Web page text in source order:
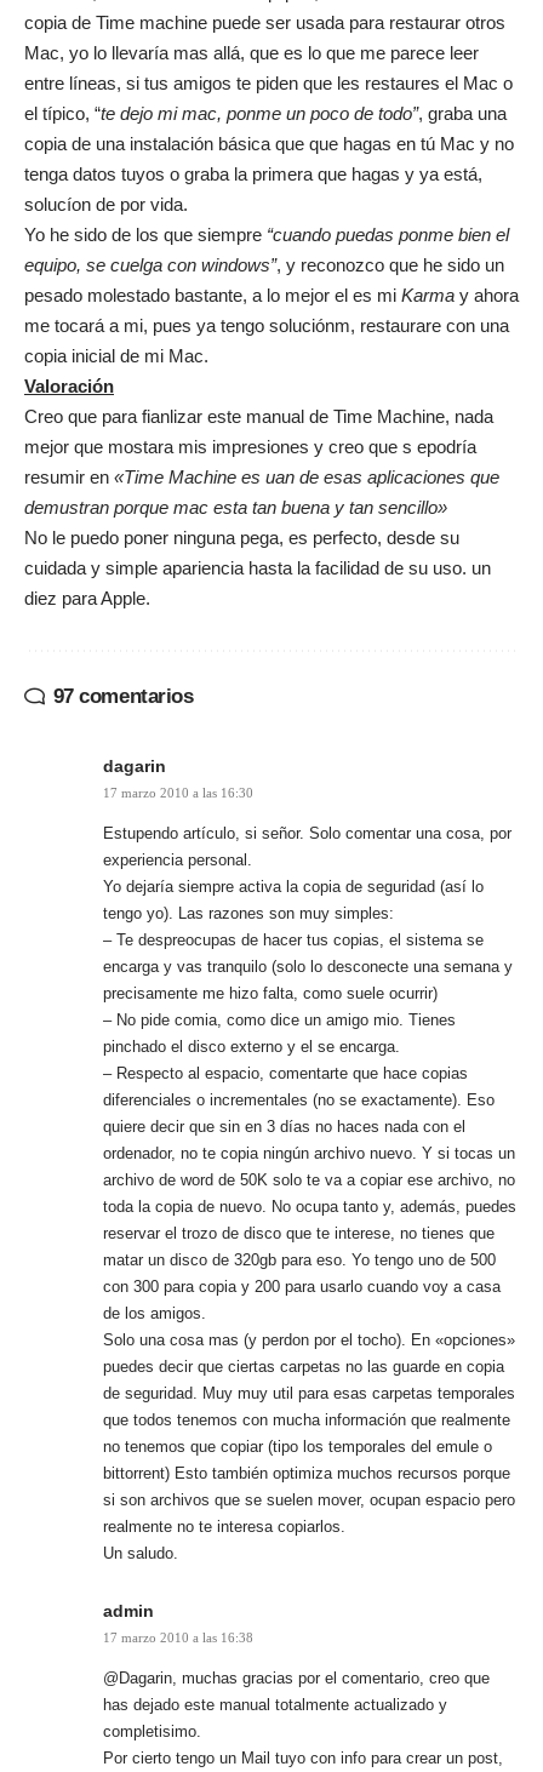
copia de Time machine puede ser usada para restaurar otros
Mac, yo lo llevaría mas allá, que es lo que me parece leer
entre líneas, si tus amigos te piden que les restaures el Mac o
el típico, “te dejo mi mac, ponme un poco de todo”, graba una
copia de una instalación básica que que hagas en tú Mac y no
tenga datos tuyos o graba la primera que hagas y ya está,
solucíon de por vida.
Yo he sido de los que siempre “cuando puedas ponme bien el
equipo, se cuelga con windows”, y reconozco que he sido un
pesado molestado bastante, a lo mejor el es mi Karma y ahora
me tocará a mi, pues ya tengo soluciónm, restaurare con una
copia inicial de mi Mac.
Valoración
Creo que para fianlizar este manual de Time Machine, nada
mejor que mostara mis impresiones y creo que s epodría
resumir en «Time Machine es uan de esas aplicaciones que
demustran porque mac esta tan buena y tan sencillo»
No le puedo poner ninguna pega, es perfecto, desde su
cuidada y simple apariencia hasta la facilidad de su uso. un
diez para Apple.
97 comentarios
dagarin
17 marzo 2010 a las 16:30
Estupendo artículo, si señor. Solo comentar una cosa, por
experiencia personal.
Yo dejaría siempre activa la copia de seguridad (así lo
tengo yo). Las razones son muy simples:
– Te despreocupas de hacer tus copias, el sistema se
encarga y vas tranquilo (solo lo desconecte una semana y
precisamente me hizo falta, como suele ocurrir)
– No pide comia, como dice un amigo mio. Tienes
pinchado el disco externo y el se encarga.
– Respecto al espacio, comentarte que hace copias
diferenciales o incrementales (no se exactamente). Eso
quiere decir que sin en 3 días no haces nada con el
ordenador, no te copia ningún archivo nuevo. Y si tocas un
archivo de word de 50K solo te va a copiar ese archivo, no
toda la copia de nuevo. No ocupa tanto y, además, puedes
reservar el trozo de disco que te interese, no tienes que
matar un disco de 320gb para eso. Yo tengo uno de 500
con 300 para copia y 200 para usarlo cuando voy a casa
de los amigos.
Solo una cosa mas (y perdon por el tocho). En «opciones»
puedes decir que ciertas carpetas no las guarde en copia
de seguridad. Muy muy util para esas carpetas temporales
que todos tenemos con mucha información que realmente
no tenemos que copiar (tipo los temporales del emule o
bittorrent) Esto también optimiza muchos recursos porque
si son archivos que se suelen mover, ocupan espacio pero
realmente no te interesa copiarlos.
Un saludo.
admin
17 marzo 2010 a las 16:38
@Dagarin, muchas gracias por el comentario, creo que
has dejado este manual totalmente actualizado y
completisimo.
Por cierto tengo un Mail tuyo con info para crear un post,